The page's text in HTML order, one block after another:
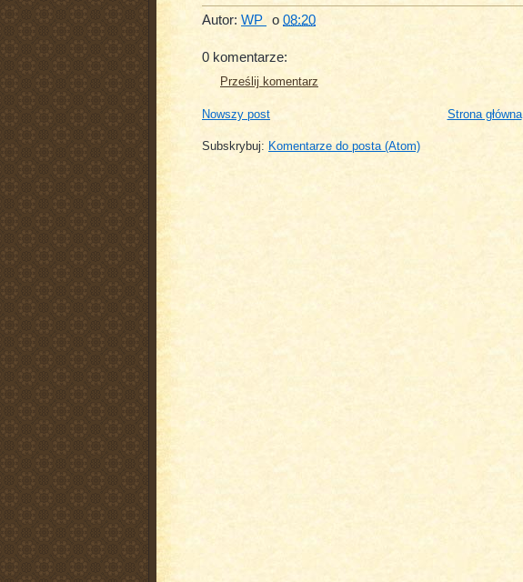
Autor: WP o 08:20
0 komentarze:
Prześlij komentarz
Nowszy post Strona główna
Subskrybuj: Komentarze do posta (Atom)